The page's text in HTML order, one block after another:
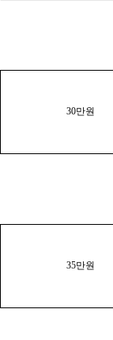
30만원
35만원